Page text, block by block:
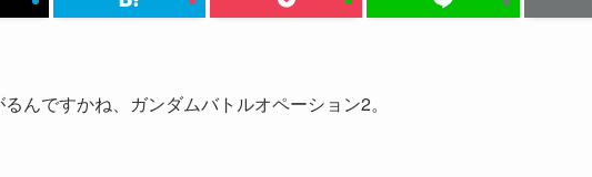
んですかね、ガンダムバトルオペーション2。